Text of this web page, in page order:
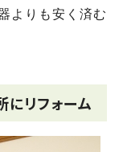
よりも安く済む
リフォーム